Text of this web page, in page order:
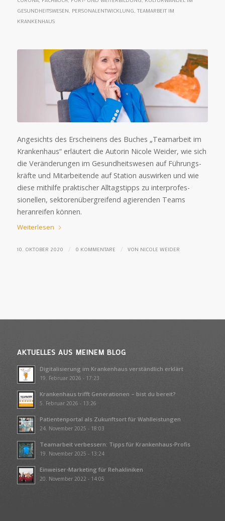
GESUNDHEITSWESEN, PERSONALENTWICKLUNG, TEAMARBEIT IM
KRANKENHAUS
Angesichts des Erscheinens des Buches „Team­arbeit im
Kranken­haus“ er­läutert die Autorin Nicole Weider, wie sich
die Ver­än­derun­gen im Gesund­heits­wesen auf Füh­rungs­
kräfte und Mit­arbei­tende auf Sta­tion aus­wir­ken und wie
diese mit­hilfe prak­ti­scher All­tags­tipps zu inter­profes­
sionel­len, sek­toren­über­grei­fend agie­ren­den Teams
heran­reifen können.
Weiterlesen
10. OKTOBER 2020 / 0 KOMMENTARE / VON NICOLE WEIDER
AKTUELLES AUS MEINEM BLOG
Digitalisierung im Krankenhaus verständlich erklärt
19. Februar 2026 - 17:23
Krankenhaus trifft Generationen – bist du bereit?
5. Februar 2026 - 13:26
Patientenportal als Zukunftsort für Wahlleistungen
24. November 2025 - 18:03
Teamarbeit verbessern: Tipps für Krankenhaus-Profis
19. November 2025 - 13:24
Einweiser-Marketing für Rehakliniken
20. November 2022 - 14:05